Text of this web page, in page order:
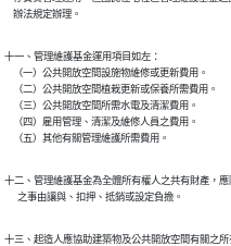
    辦法規定辦理。
十一、管理維護基金運用項目如左：
    （一）公共開放空間設施物維修或更新費用。
    （二）公共開放空間植栽更新或保養所需費用。
    （三）公共開放空間所需水電及清潔費用。
    （四）雇用管理、清潔及維修人員之費用。
    （五）其他有關管理維護所需費用。
十二、管理維護基金為全體所有權人之共有財產，
      之事由讓與、扣押、抵銷或設定負擔。
十三、起造人應協助建築物及公共開放空間有關之